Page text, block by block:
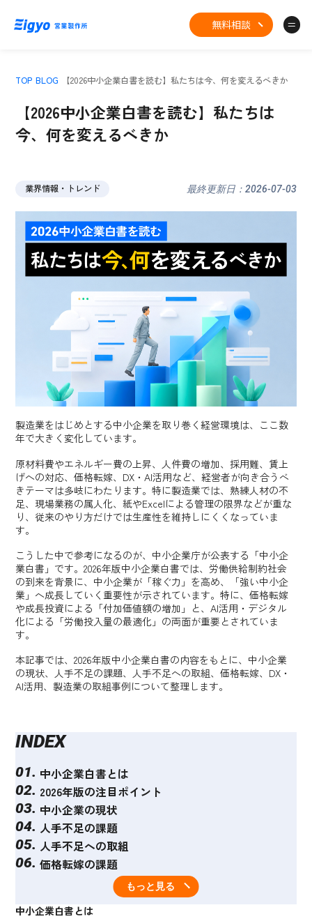
無料相談
TOP BLOG 【2026中小企業白書を読む】私たちは今、何を変えるべきか
【2026中小企業白書を読む】私たちは
今、何を変えるべきか
業界情報・トレンド 最終更新日：2026-07-03
製造業をはじめとする中小企業を取り巻く経営環境は、ここ数
年で大きく変化しています。
原材料費やエネルギー費の上昇、人件費の増加、採用難、賃上
げへの対応、価格転嫁、DX・AI活用など、経営者が向き合うべ
きテーマは多岐にわたります。特に製造業では、熟練人材の不
足、現場業務の属人化、紙やExcelによる管理の限界などが重な
り、従来のやり方だけでは生産性を維持しにくくなっていま
す。
こうした中で参考になるのが、中小企業庁が公表する「中小企
業白書」です。2026年版中小企業白書では、労働供給制約社会
の到来を背景に、中小企業が「稼ぐ力」を高め、「強い中小企
業」へ成長していく重要性が示されています。特に、価格転嫁
や成長投資による「付加価値額の増加」と、AI活用・デジタル
化による「労働投入量の最適化」の両面が重要とされていま
す。
本記事では、2026年版中小企業白書の内容をもとに、中小企業
の現状、人手不足の課題、人手不足への取組、価格転嫁、DX・
AI活用、製造業の取組事例について整理します。
INDEX
中小企業白書とは
2026年版の注目ポイント
中小企業の現状
人手不足の課題
人手不足への取組
価格転嫁の課題
DX・AI活用の状況
製造業の取組事例
もっと見る
中小企業白書とは